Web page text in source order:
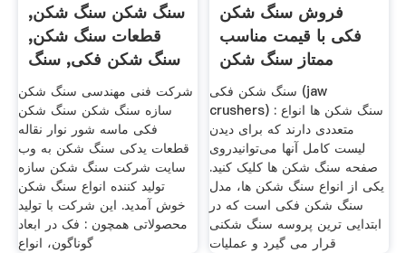
سنگ شکن سنگ شکن,
قطعات سنگ شکن,
سنگ شکن فکی, سنگ
شکن
شرکت فنی مهندسی سنگ شکن
سازه سنگ شکن سنگ شکن
فکی ماسه شور نوار نقاله
قطعات یدکی سنگ شکن به وب
سایت شرکت سنگ شکن سازه
تولید کننده انواع سنگ شکن
خوش آمدید. اين شرکت با توليد
محصولاتی همچون : فک در ابعاد
گوناگون، انواع
فروش سنگ شکن
فکی با قیمت مناسب
ممتاز سنگ شکن
سنگ شکن فکی (jaw
crushers) : سنگ شکن ها انواع
متعددی دارند که برای دیدن
لیست کامل آنها می‌توانیدروی
صفحه سنگ شکن ها کلیک کنید.
یکی از انواع سنگ شکن ها، مدل
سنگ شکن فکی است که در
ابتدایی ترین پروسه سنگ شکنی
قرار می گیرد و عملیات